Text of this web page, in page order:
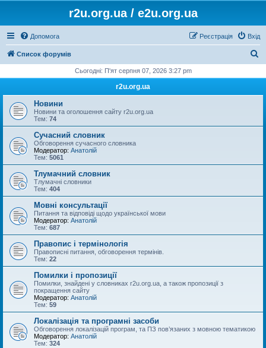
r2u.org.ua / e2u.org.ua
Допомога Вхід
Реєстрація
Список форумів
у
Сьогодні: П'ят серпня 07, 2026 3:27 pm
r2u.org.ua
Новини
Новини та оголошення сайту r2u.org.ua
Тем: 74
Сучасний словник
Обговорення сучасного словника
Модератор: Анатолій
Тем: 5061
Тлумачний словник
Тлумачні словники
Тем: 404
Мовні консультації
Питання та відповіді щодо української мови
Модератор: Анатолій
Тем: 687
Правопис і термінологія
Правописні питання, обговорення термінів.
Тем: 22
Помилки і пропозиції
Помилки, знайдені у словниках r2u.org.ua, а також пропозиції з
покращення сайту
Модератор: Анатолій
Тем: 59
Локалізація та програмні засоби
Обговорення локалізацій програм, та ПЗ пов’язаних з мовною тематикою
Модератор: Анатолій
Тем: 324